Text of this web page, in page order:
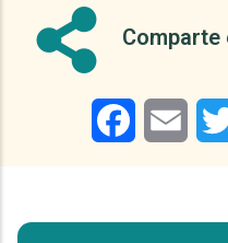
FacebookEmail